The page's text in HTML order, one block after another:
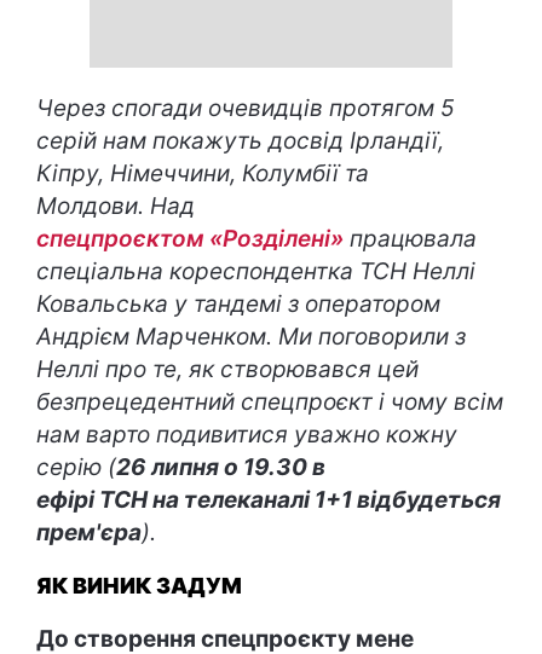
Через спогади очевидців протягом 5
серій нам покажуть досвід Ірландії,
Кіпру, Німеччини, Колумбії та
Молдови. Над
спецпроєктом «Розділені» працювала
спеціальна кореспондентка ТСН Неллі
Ковальська у тандемі з оператором
Андрієм Марченком. Ми поговорили з
Неллі про те, як створювався цей
безпрецедентний спецпроєкт і чому всім
нам варто подивитися уважно кожну
серію (26 липня о 19.30 в
ефірі ТСН на телеканалі 1+1 відбудеться
прем'єра).
ЯК ВИНИК ЗАДУМ
До створення спецпроєкту мене